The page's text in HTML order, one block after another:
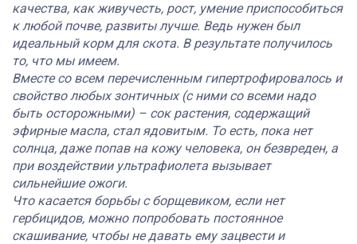
качества, как живучесть, рост, умение приспособиться
к любой почве, развиты лучше. Ведь нужен был
идеальный корм для скота. В результате получилось
то, что мы имеем.
Вместе со всем перечисленным гипертрофировалось и
свойство любых зонтичных (с ними со всеми надо
быть осторожными) – сок растения, содержащий
эфирные масла, стал ядовитым. То есть, пока нет
солнца, даже попав на кожу человека, он безвреден, а
при воздействии ультрафиолета вызывает
сильнейшие ожоги.
Что касается борьбы с борщевиком, если нет
гербицидов, можно попробовать постоянное
скашивание, чтобы не давать ему зацвести и